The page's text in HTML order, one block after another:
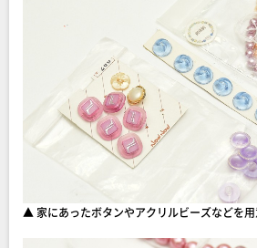
▲ 家にあったボタンやアクリルビーズなどを